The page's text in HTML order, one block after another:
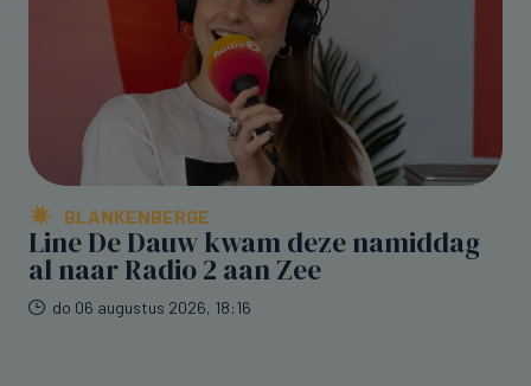
BLANKENBERGE
Line De Dauw kwam deze namiddag
al naar Radio 2 aan Zee
do 06 augustus 2026, 18:16